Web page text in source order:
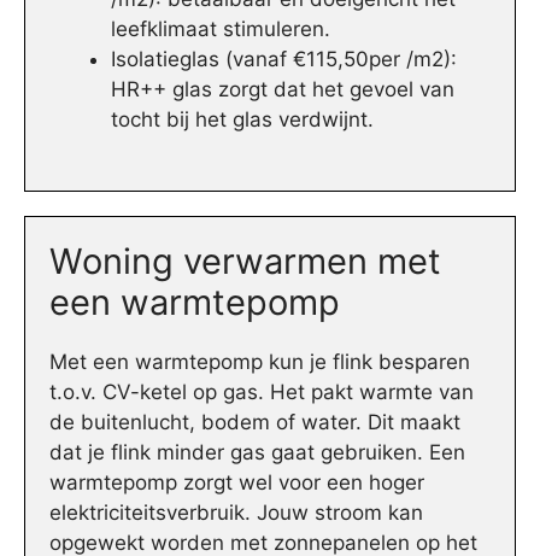
leefklimaat stimuleren.
Isolatieglas (vanaf €115,50per /m2):
HR++ glas zorgt dat het gevoel van
tocht bij het glas verdwijnt.
Woning verwarmen met
een warmtepomp
Met een warmtepomp kun je flink besparen
t.o.v. CV-ketel op gas. Het pakt warmte van
de buitenlucht, bodem of water. Dit maakt
dat je flink minder gas gaat gebruiken. Een
warmtepomp zorgt wel voor een hoger
elektriciteitsverbruik. Jouw stroom kan
opgewekt worden met zonnepanelen op het